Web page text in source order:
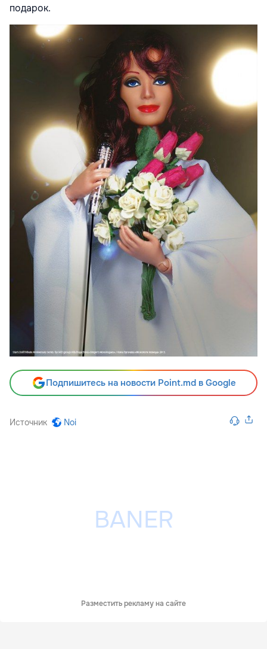
подарок.
Подпишитесь на новости Point.md в Google
Источник Noi
Разместить рекламу на сайте